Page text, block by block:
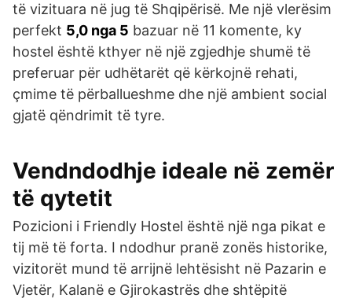
të vizituara në jug të Shqipërisë. Me një vlerësim
perfekt 5,0 nga 5 bazuar në 11 komente, ky
hostel është kthyer në një zgjedhje shumë të
preferuar për udhëtarët që kërkojnë rehati,
çmime të përballueshme dhe një ambient social
gjatë qëndrimit të tyre.
Vendndodhje ideale në zemër
të qytetit
Pozicioni i Friendly Hostel është një nga pikat e
tij më të forta. I ndodhur pranë zonës historike,
vizitorët mund të arrijnë lehtësisht në Pazarin e
Vjetër, Kalanë e Gjirokastrës dhe shtëpitë